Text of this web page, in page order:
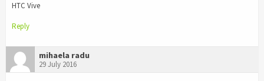
HTC Vive
Reply
mihaela radu
29 July 2016